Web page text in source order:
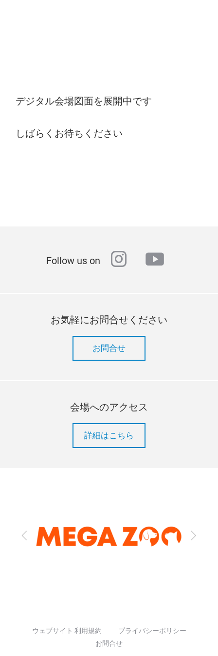
デジタル会場図面を展開中です
しばらくお待ちください
Follow us on instagram
youtube
お気軽にお問合せください
お問合せ
会場へのアクセス
詳細はこちら
Previous Next
ウェブサイト 利用規約
プライバシーポリシー
お問合せ